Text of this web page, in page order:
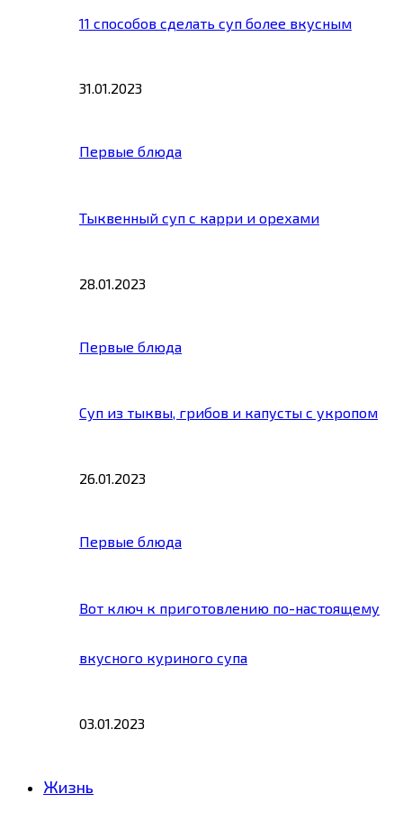
11 способов сделать суп более вкусным
31.01.2023
Первые блюда
Тыквенный суп с карри и орехами
28.01.2023
Первые блюда
Суп из тыквы, грибов и капусты с укропом
26.01.2023
Первые блюда
Вот ключ к приготовлению по-настоящему
вкусного куриного супа
03.01.2023
Жизнь